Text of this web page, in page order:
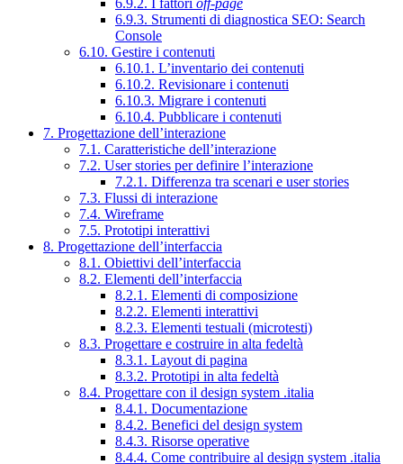
6.9.2. I fattori off-page
6.9.3. Strumenti di diagnostica SEO: Search
Console
6.10. Gestire i contenuti
6.10.1. L’inventario dei contenuti
6.10.2. Revisionare i contenuti
6.10.3. Migrare i contenuti
6.10.4. Pubblicare i contenuti
7. Progettazione dell’interazione
7.1. Caratteristiche dell’interazione
7.2. User stories per definire l’interazione
7.2.1. Differenza tra scenari e user stories
7.3. Flussi di interazione
7.4. Wireframe
7.5. Prototipi interattivi
8. Progettazione dell’interfaccia
8.1. Obiettivi dell’interfaccia
8.2. Elementi dell’interfaccia
8.2.1. Elementi di composizione
8.2.2. Elementi interattivi
8.2.3. Elementi testuali (microtesti)
8.3. Progettare e costruire in alta fedeltà
8.3.1. Layout di pagina
8.3.2. Prototipi in alta fedeltà
8.4. Progettare con il design system .italia
8.4.1. Documentazione
8.4.2. Benefici del design system
8.4.3. Risorse operative
8.4.4. Come contribuire al design system .italia